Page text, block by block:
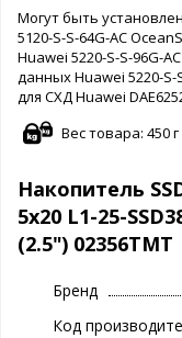
Могут быть
5120-S-S-64G-AC
Huawei 5220-S-S-96G-
данных Huawei 5220-S-
для СХД Huawei
Вес товара: 450 г
Накопитель
5x20 L1-25-
(2.5") 02356TMT
Бренд
Код